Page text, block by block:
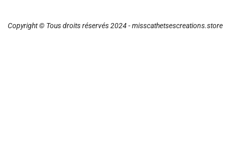
Copyright © Tous droits réservés 2024 - misscathetsescreations.store